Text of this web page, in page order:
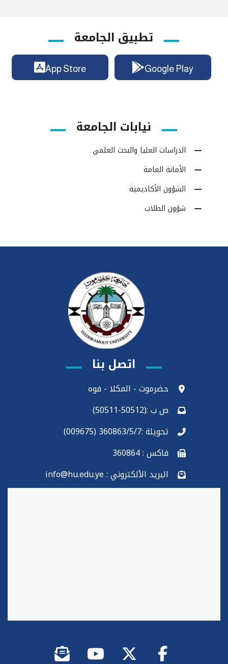
تطبيق الجامعة
Google Play
App Store
نيابات الجامعة
الدراسات العليا والبحث العلمي
الأمانة العامة
الشؤون الأكاديمية
شؤون الطلاب
اتصل بنا
حضرموت - المكلا - فوه
ص ب :(50512-50511)
تحويلة :360863/5/7 (009675)
فاكس : 360864
البريد الألكتروني : info@hu.edu.ye